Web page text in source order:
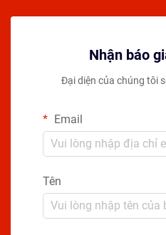
Nhận báo
Đại diện của chúng tôi
Email
Tên